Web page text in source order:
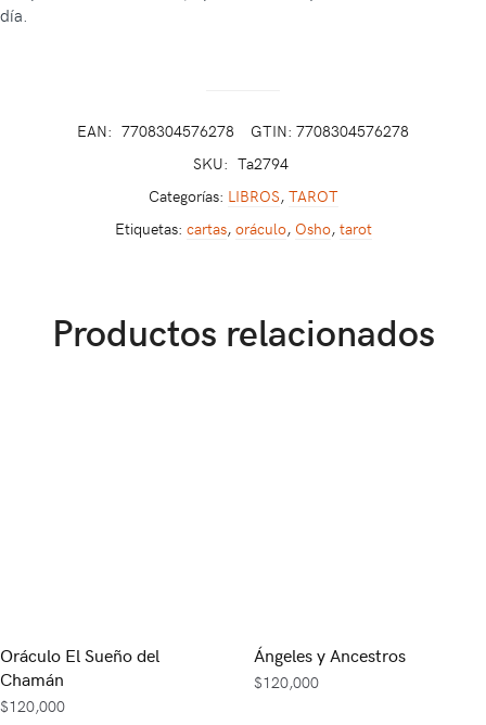
día.
EAN: 7708304576278
GTIN: 7708304576278
SKU: Ta2794
Categorías: LIBROS, TAROT
Etiquetas: cartas, oráculo, Osho, tarot
Productos relacionados
Oráculo El Sueño del
Chamán
$120,000
Ángeles y Ancestros
$120,000